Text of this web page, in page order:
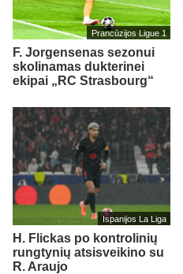
Prancūzijos Ligue 1
F. Jorgensenas sezonui
skolinamas dukterinei
ekipai „RC Strasbourg“
Ispanijos La Liga
H. Flickas po kontrolinių
rungtynių atsisveikino su
R. Araujo